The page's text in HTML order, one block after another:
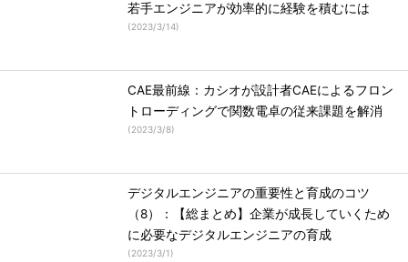
若手エンジニアが効率的に経験を積むには
(2023/3/14)
CAE最前線：カシオが設計者CAEによるフロン
トローディングで関数電卓の従来課題を解消
(2023/3/8)
デジタルエンジニアの重要性と育成のコツ
（8）：【総まとめ】企業が成長していくため
に必要なデジタルエンジニアの育成
(2023/3/1)